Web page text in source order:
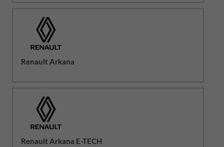
Renault Arkana
Renault Arkana E-TECH